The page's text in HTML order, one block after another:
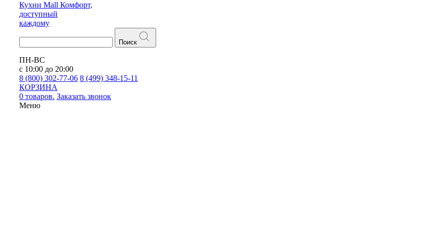
Кухни Mall Комфорт,
доступный
каждому
Поиск
ПН-ВС
с 10:00 до 20:00
8 (800) 302-77-06 8 (499) 348-15-11
КОРЗИНА
0 товаров. Заказать звонок
Меню